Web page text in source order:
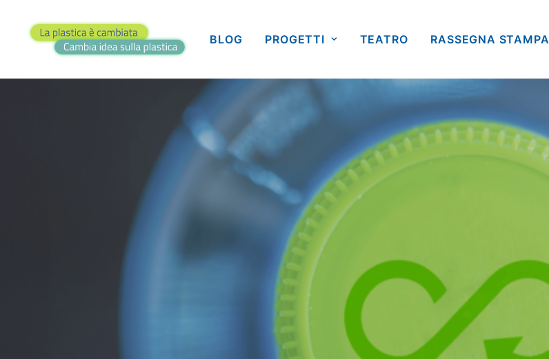
BLOG PROGETTI TEATRO RASSEGNA STAMPA